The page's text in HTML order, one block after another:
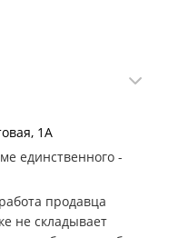
1А
единственного -
продавца
не складывает